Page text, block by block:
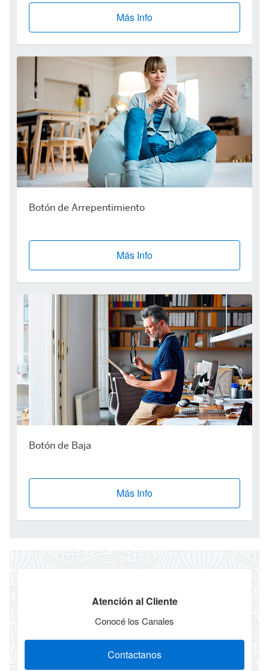
Más Info
Botón de Arrepentimiento
Más Info
Botón de Baja
Más Info
Atención al Cliente
Conocé los Canales
Contactanos